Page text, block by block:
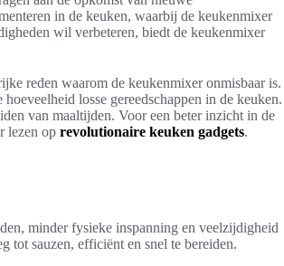
in de keuken, waarbij de keukenmixer
wil verbeteren, biedt de keukenmixer
reden waarom de keukenmixer onmisbaar is.
losse gereedschappen in de keuken.
van maaltijden. Voor een beter inzicht in de
lezen op revolutionaire keuken gadgets.
minder fysieke inspanning en veelzijdigheid
tot sauzen, efficiënt en snel te bereiden.